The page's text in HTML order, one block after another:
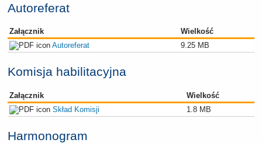
Autoreferat
Załącznik
Wielkość
Autoreferat
9.25 MB
Komisja habilitacyjna
Załącznik
Wielkość
Skład Komisji
1.8 MB
Harmonogram